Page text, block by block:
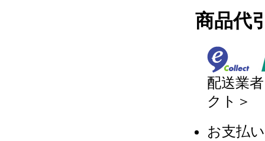
商品代
配送業
クト＞
お支払